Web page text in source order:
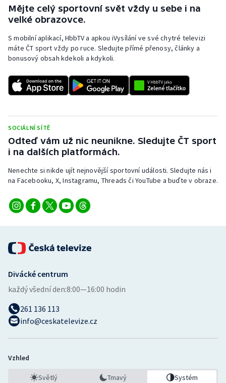
Rychlobruslení
Rychlostní kanoistika
Short track
Sportovní střelba
Triatlon
Vodní slalom
Volejbal
Mějte celý sportovní svět vždy u sebe i na
velké obrazovce.
S mobilní aplikací, HbbTV a apkou iVysílání ve své chytré televizi
máte ČT sport vždy po ruce. Sledujte přímé přenosy, články a
bonusový obsah kdekoli a kdykoli.
SOCIÁLNÍ SÍTĚ
Odteď vám už nic neunikne. Sledujte ČT sport
i na dalších platformách.
Nenechte si nikde ujít nejnovější sportovní události. Sledujte nás i
na Facebooku, X, Instagramu, Threads či YouTube a buďte v obraze.
Divácké centrum
každý všední den:8:00—16:00 hodin
261 136 113
info@ceskatelevize.cz
Vzhled
Světlý Tmavý Systém